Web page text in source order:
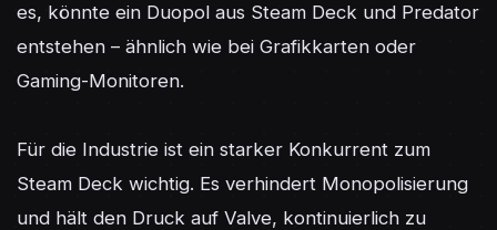
es, könnte ein Duopol aus Steam Deck und Predator
entstehen – ähnlich wie bei Grafikkarten oder
Gaming-Monitoren.
Für die Industrie ist ein starker Konkurrent zum
Steam Deck wichtig. Es verhindert Monopolisierung
und hält den Druck auf Valve, kontinuierlich zu